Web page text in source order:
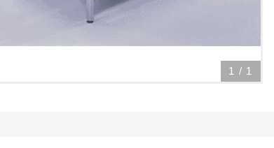
1 / 1